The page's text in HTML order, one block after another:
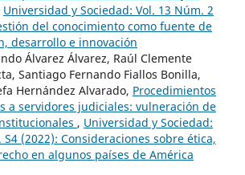
Universidad y Sociedad: Vol. 13 Núm. 2
del conocimiento como fuente de
desarrollo e innovación
Álvarez Álvarez, Raúl Clemente
Santiago Fernando Fiallos Bonilla,
Hernández Alvarado, Procedimientos
a servidores judiciales: vulneración de
, Universidad y Sociedad:
S4 (2022): Consideraciones sobre ética,
en algunos países de América